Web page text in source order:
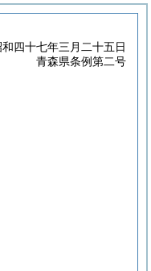
和四十七年三月二十五日
青森県条例第二号